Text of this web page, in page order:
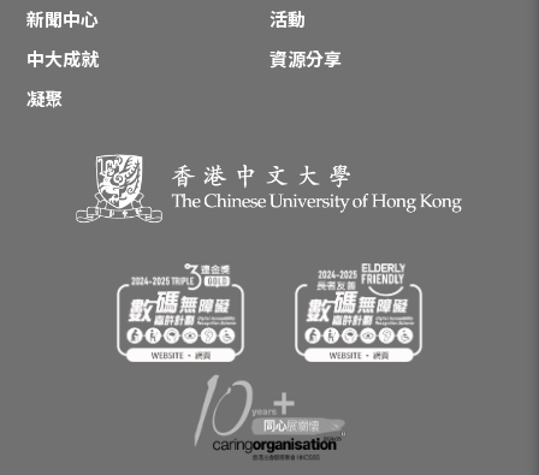
新聞中心
活動
中大成就
資源分享
凝聚